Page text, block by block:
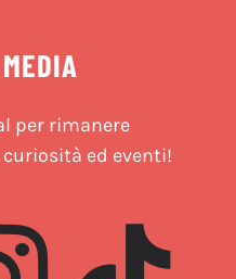
per rimanere
ed eventi!